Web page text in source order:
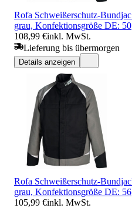
Rofa Schweißerschutz-
grau, Konfektionsgröße DE: 50
108,99 €inkl. MwSt.
Lieferung bis übermorgen
Details anzeigen
Rofa Schweißerschutz-
grau, Konfektionsgröße DE: 56
105,99 €inkl. MwSt.